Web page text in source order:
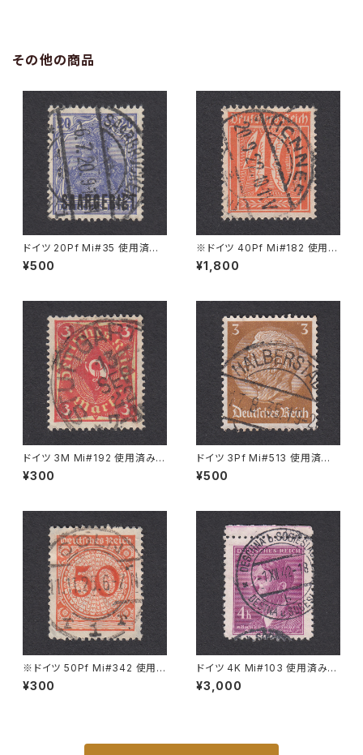
その他の商品
ドイツ 20Pf Mi#35 使用済み
切手｜SAARBRÜCKEN 6.7.1
920
¥500
※ドイツ 40Pf Mi#182 使用済
み切手｜HONNEF 20.9.1922
¥1,800
ドイツ 3M Mi#192 使用済み切
手｜STUTTGART 13.SEP.19
22
¥300
ドイツ 3Pf Mi#513 使用済み
切手｜HALBERSTADT 17.8.1
935
¥500
※ドイツ 50Pf Mi#342 使用済
み切手｜CÖLN 11.11.1925
¥300
ドイツ 4K Mi#103 使用済み切
手｜DESCHNA b. SOBIESLA
U 1.XII.1942
¥3,000